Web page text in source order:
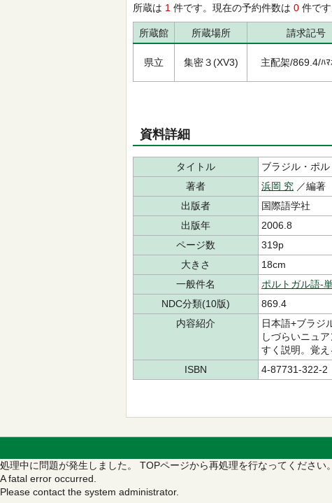
所蔵は 1 件です。現在の予約件数は 0 件です
所蔵館 所蔵場所 請求記号
県立 集密３(XV3) 主配架/869.4/ﾊﾏ
資料詳細
タイトル
ブラジル・ポ
著者
浜岡 究 ／編著
出版者
国際語学社
出版年
2006.8
ページ数
319p
大きさ
18cm
一般件名
ポルトガル語-
NDC分類(10版)
869.4
内容紹介
日本語+ブラジ
しづらいニュ
すく説明。覚え
ISBN
4-87731-322-2
処理中に問題が発生しました。 TOPページから再処理を行なってください。
A fatal error occurred.
Please contact the system administrator.